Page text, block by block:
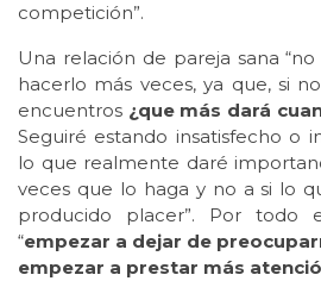
competición”.
Una relación de pareja sana
hacerlo más veces, ya que, si
encuentros ¿que más dará
Seguiré estando insatisfecho o
lo que realmente daré
veces que lo haga y no a si lo
producido placer”. Por todo
“empezar a dejar de
empezar a prestar más